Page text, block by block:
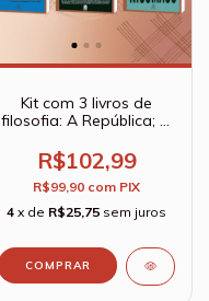
Kit com 3 livros de
filosofia: A República; O
a nicômaco
R$102,99
R$99,90 com PIX
4 x de R$25,75 sem juros